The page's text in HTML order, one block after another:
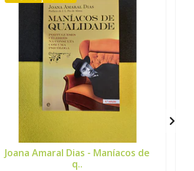
Joana Amaral Dias - Maníacos de
q..